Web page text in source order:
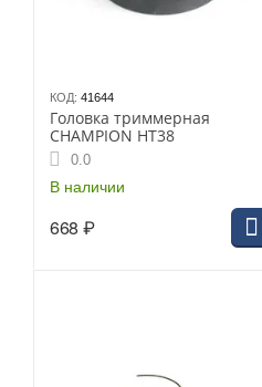
КОД: 41644
Головка триммерная
CHAMPION HT38
0.0
В наличии
668 ₽